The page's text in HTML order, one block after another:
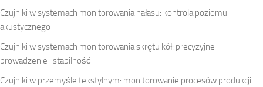
Czujniki w systemach monitorowania hałasu: kontrola poziomu
akustycznego
Czujniki w systemach monitorowania skrętu kół: precyzyjne
prowadzenie i stabilność
Czujniki w przemyśle tekstylnym: monitorowanie procesów produkcji